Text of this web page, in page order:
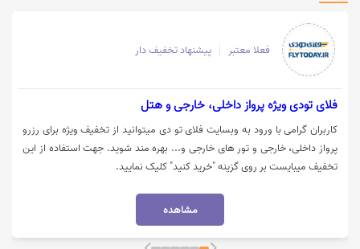
فعلا معتبر پیشنهاد تخفیف دار
فلای تودی ویژه پرواز داخلی، خارجی و هتل
کاربران گرامی با ورود به وبسایت فلای تو دی میتوانید از تخفیف ویژه برای رزرو
پرواز داخلی، خارجی و تور های خارجی و... بهره مند شوید. جهت استفاده از این
تخفیف میبایست بر روی گزینه "خرید کنید" کلیک نمایید.
مشاهده